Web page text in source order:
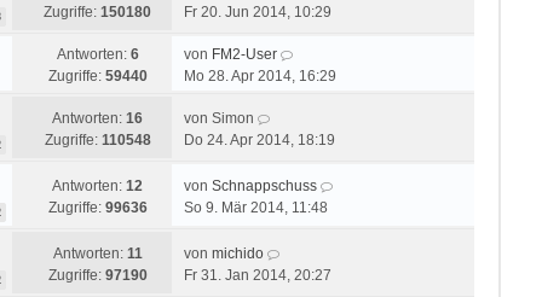
Zugriffe:150180
Fr 20. Jun 2014, 10:29
Antworten: 6
Zugriffe: 59440
von FM2-User
Mo 28. Apr 2014, 16:29
Antworten:16
Zugriffe: 110548
von Simon
Do 24. Apr 2014, 18:19
Antworten:12
Zugriffe: 99636
von Schnappschuss
So 9. Mär 2014, 11:48
Antworten: 11
Zugriffe: 97190
von michido
Fr 31. Jan 2014, 20:27